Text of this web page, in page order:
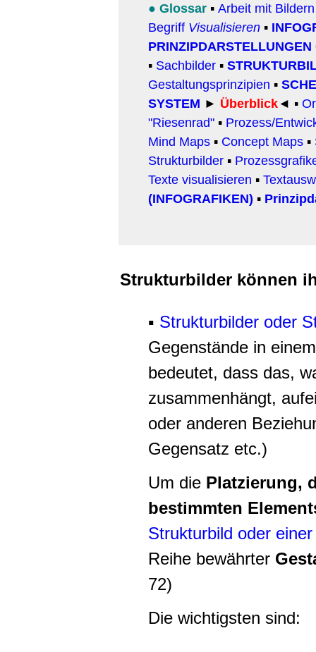
● Glossar ▪ Arbeit mit Bildern
Begriff Visualisieren ▪
PRINZIPDARSTELLUNGEN
▪ Sachbilder ▪
Gestaltungsprinzipien ▪
SYSTEM ► Überblick◄ ▪
"Riesenrad" ▪ Prozess/
Mind Maps ▪ Concept Maps ▪
Strukturbilder ▪
Texte visualisieren ▪
(INFOGRAFIKEN) ▪
Strukturbilder können
▪ Strukturbilder oder
Gegenstände in
bedeutet, dass das,
zusammenhängt,
oder anderen
Gegensatz etc.)
Um die Platzierung,
bestimmten
Strukturbild oder
Reihe bewährter
72)
Die wichtigsten sind: